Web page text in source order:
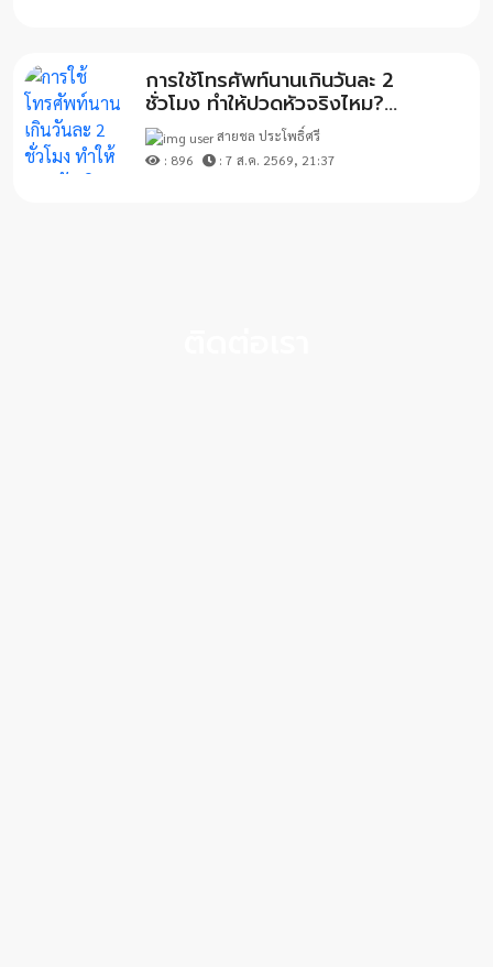
การใช้โทรศัพท์นานเกินวันละ 2
ชั่วโมง ทำให้ปวดหัวจริงไหม?...
สายชล ประโพธิ์ศรี
: 896
: 7 ส.ค. 2569, 21:37